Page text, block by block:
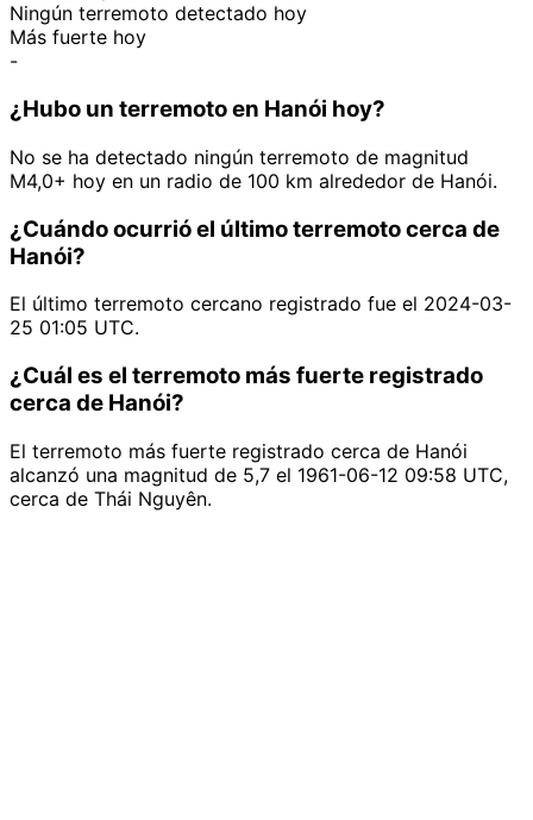
Ningún terremoto detectado hoy
Más fuerte hoy
-
¿Hubo un terremoto en Hanói hoy?
No se ha detectado ningún terremoto de magnitud
M4,0+ hoy en un radio de 100 km alrededor de Hanói.
¿Cuándo ocurrió el último terremoto cerca de
Hanói?
El último terremoto cercano registrado fue el 2024-03-
25 01:05 UTC.
¿Cuál es el terremoto más fuerte registrado
cerca de Hanói?
El terremoto más fuerte registrado cerca de Hanói
alcanzó una magnitud de 5,7 el 1961-06-12 09:58 UTC,
cerca de Thái Nguyên.